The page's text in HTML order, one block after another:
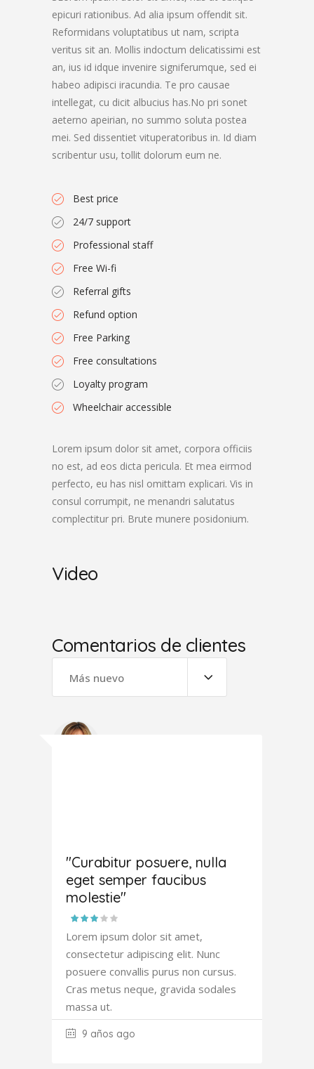
epicuri rationibus. Ad alia ipsum offendit sit.
Reformidans voluptatibus ut nam, scripta
veritus sit an. Mollis indoctum delicatissimi est
an, ius id idque invenire signiferumque, sed ei
habeo adipisci iracundia. Te pro causae
intellegat, cu dicit albucius has.No pri sonet
aeterno apeirian, no summo soluta postea
mei. Sed dissentiet vituperatoribus in. Id diam
scribentur usu, tollit dolorum eum ne.
Best price
24/7 support
Professional staff
Free Wi-fi
Referral gifts
Refund option
Free Parking
Free consultations
Loyalty program
Wheelchair accessible
Lorem ipsum dolor sit amet, corpora officiis
no est, ad eos dicta pericula. Et mea eirmod
perfecto, eu has nisl omittam explicari. Vis in
consul corrumpit, ne menandri salutatus
complectitur pri. Brute munere posidonium.
Video
Comentarios de clientes
Más nuevo
"Curabitur posuere, nulla
eget semper faucibus
molestie"
Lorem ipsum dolor sit amet,
consectetur adipiscing elit. Nunc
posuere convallis purus non cursus.
Cras metus neque, gravida sodales
massa ut.
9 años ago